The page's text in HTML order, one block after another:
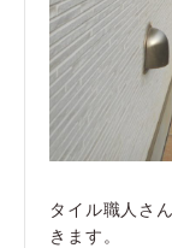
タイル職人さ
きます。